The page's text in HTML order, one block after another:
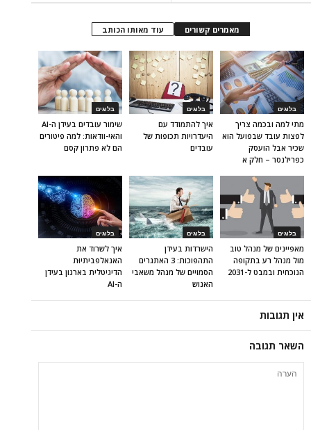
מאמרים קשורים עוד מאותו הכותב
בלוגים
שימור עובדים בעידן ה-AI
והאי-וודאות: למה פיטורים
הם לא פתרון קסם
בלוגים
איך להתמודד עם
היעדרויות תכופות של
עובדים
בלוגים
מתי למה ובכמה צריך
לפצות עובד שבפועל הוא
שכיר אבל הועסק
כפרילנסר – חלק א
בלוגים
איך לשרוד את
האנאלפביתיוּת
הדיגיטלית בארגון בעידן
ה-AI
בלוגים
הישרדות בעידן
התהפוכות: 3 האתגרים
הסמויים של מנהל משאבי
האנוש
בלוגים
מאפיינים של מנהל טוב
מול מנהל רע בתקופה
הנוכחית ובמבט ל-2031
אין תגובות
השאר תגובה